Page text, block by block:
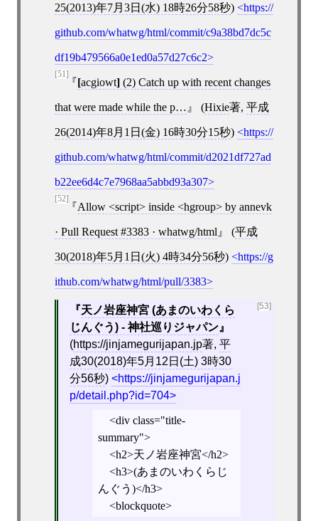
25(2013)年7月3日(水) 18時26分58秒) https://
github.com/whatwg/html/commit/c9a38bd7dc5c
df19b479566a0e1ed0a57d27c6c2
[51]
[acgiowt](2) Catch up with recent changes
that were made while the p… (Hixie著, 平成
26(2014)年8月1日(金) 16時30分15秒) https://
github.com/whatwg/html/commit/d2021df727ad
b22ee6d4c7e7968aa5abbd93a307
[52]
Allow <script> inside <hgroup> by annevk
· Pull Request #3383 · whatwg/html (平成
30(2018)年5月1日(火) 4時34分56秒) https://g
ithub.com/whatwg/html/pull/3383
[53]
天ノ岩座神宮 (あまのいわくら
じんぐう) - 神社巡りジャパン
(https://jinjamegurijapan.jp著, 平
成30(2018)年5月12日(土) 3時30
分56秒)
https://jinjamegurijapan.j
p/detail.php?id=704
<div class="title-
summary">
<h2>天ノ岩座神宮</h2>
<h3>(あまのいわくらじ
んぐう)</h3>
<blockquote>